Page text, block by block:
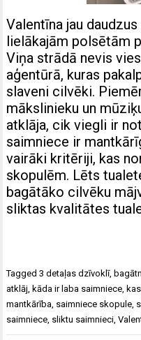
Valentīna jau
lielākajām polsētām
Viņa strādā nevis
aģentūrā, kuras
slaveni cilvēki.
mākslinieku un
atklāja, cik viegli ir
saimniece ir
vairāki kritēriji, kas
skopulēm. Lēts
bagātāko cilvēku
sliktas kvalitātes
Tagged3 detaļas dzīvoklī,
atklāj ,kāda ir laba saimniece ,
mantkārība saimniece skopule
saimniece sliktu saimnieci ,